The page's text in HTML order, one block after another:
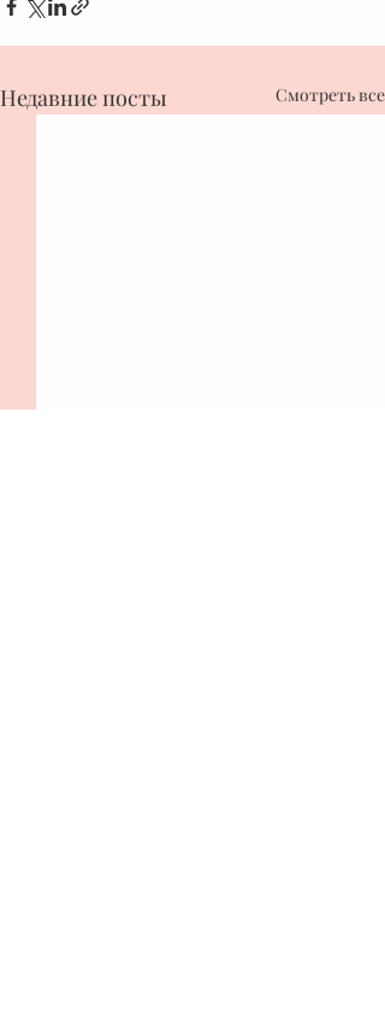
Недавние посты Смотреть все